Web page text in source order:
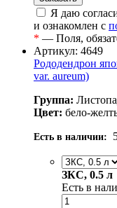
Я даю
и ознакомлен с
* — Поля,
Артикул: 4649
Рододендрон
var. aureum)
Группа:
Цвет: бело-
Есть в наличии:
ЗКС, 0.5 л
Есть в